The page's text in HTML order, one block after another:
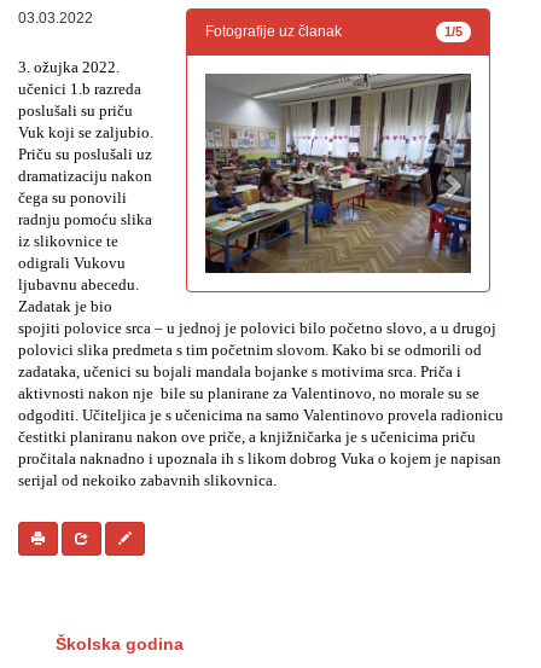
Fotografije uz članak 1/5
03.03.2022
3. ožujka 2022.
učenici 1.b razreda
poslušali su priču
Vuk koji se zaljubio.
Priču su poslušali uz
dramatizaciju nakon
čega su ponovili
radnju pomoću slika
iz slikovnice te
odigrali Vukovu
ljubavnu abecedu.
Zadatak je bio
spojiti polovice srca – u jednoj je polovici bilo početno slovo, a u drugoj
polovici slika predmeta s tim početnim slovom. Kako bi se odmorili od
zadataka, učenici su bojali mandala bojanke s motivima srca. Priča i
aktivnosti nakon nje  bile su planirane za Valentinovo, no morale su se
odgoditi. Učiteljica je s učenicima na samo Valentinovo provela radionicu
čestitki planiranu nakon ove priče, a knjižničarka je s učenicima priču
pročitala naknadno i upoznala ih s likom dobrog Vuka o kojem je napisan
serijal od nekoiko zabavnih slikovnica.
Školska godina